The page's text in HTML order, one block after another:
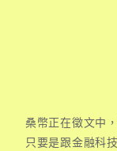
桑幣正在徵文中
只要是跟金融科